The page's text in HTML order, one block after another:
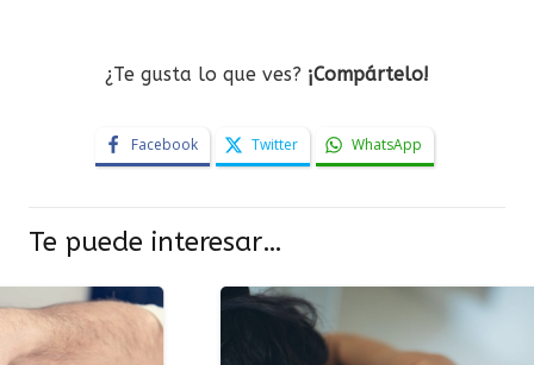
¿Te gusta lo que ves? ¡Compártelo!
Facebook Twitter WhatsApp
Te puede interesar…